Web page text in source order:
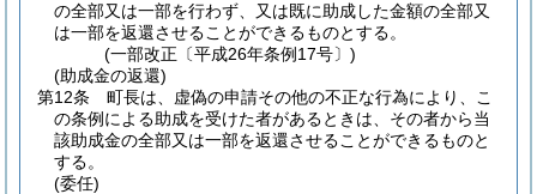
の全部又は一部を行わず、又は既に助成した金額の全部又
は一部を返還させることができるものとする。
(一部改正〔平成26年条例17号〕)
(助成金の返還)
第12条
町長は、虚偽の申請その他の不正な行為により、こ
の条例による助成を受けた者があるときは、その者から当
該助成金の全部又は一部を返還させることができるものと
する。
(委任)